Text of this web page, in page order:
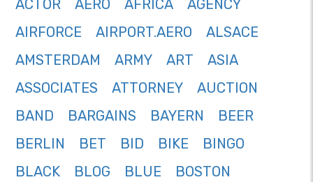
ACTOR
AERO AFRICA
AGENCY
AIRFORCE
AIRPORT.AERO
ALSACE
AMSTERDAM
ARMY ART
ASIA
ASSOCIATES
ATTORNEY
AUCTION
BAND
BARGAINS BAYERN
BEER
BERLIN
BET BID BIKE
BINGO
BLACK
BLOG BLUE
BOSTON